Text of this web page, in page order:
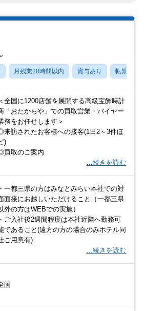
月残業20時間以内 賞与あり 転勤なし
全国に1200店舗を展開する高級宝飾時計
「おたからや」での買取営業・バイヤー
務をお任せします＞
来訪されたお客様への接客(1日2～3件ほ
)
買取のご案内
…続きを読む
・一都三県の方はみなとみらい本社での対
面接にお越しいただけること（一都三県
外の方はWEBでの実施）
・ご入社後2週間程度は本社近隣へ勤務可
であること(遠方の方の場合のみホテル同
ご用意有)
…続きを読む
国